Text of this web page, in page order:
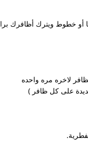
أو خطوط ويترك أظافرك